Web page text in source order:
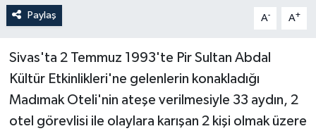
Paylaş A- A+
Sivas'ta 2 Temmuz 1993'te Pir Sultan Abdal
Kültür Etkinlikleri'ne gelenlerin konakladığı
Madımak Oteli'nin ateşe verilmesiyle 33 aydın, 2
otel görevlisi ile olaylara karışan 2 kişi olmak üzere